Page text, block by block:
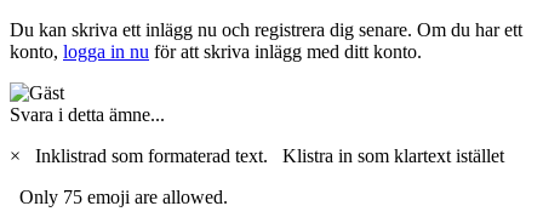
Du kan skriva ett inlägg nu och registrera dig senare. Om du har ett
konto, logga in nu för att skriva inlägg med ditt konto.
Svara i detta ämne...
×
Inklistrad som formaterad text. Klistra in som klartext istället
Only 75 emoji are allowed.